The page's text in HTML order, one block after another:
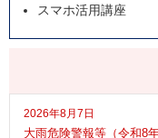
2026年8月7日
大雨危険警報等（令和8
スマホ活用講座